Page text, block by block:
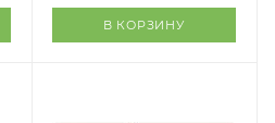
В КОРЗИНУ